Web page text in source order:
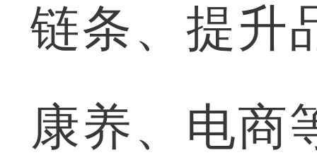
链条、提升
康养、电商